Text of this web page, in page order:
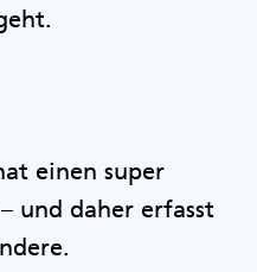
einen super
und daher erfasst